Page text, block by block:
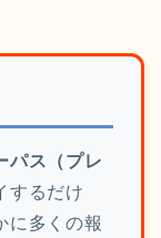
パス（プレ
するだけ
に多くの報